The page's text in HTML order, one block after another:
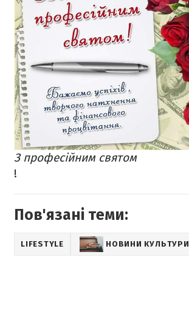
З професійним святом
!
Пов'язані теми:
LIFESTYLE НОВИНИ КУЛЬТУРИ